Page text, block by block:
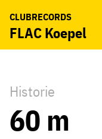
CLUBRECORDS
FLAC Koepel
Historie
60 m